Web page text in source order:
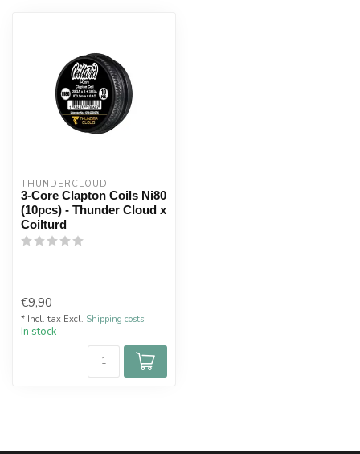
THUNDERCLOUD
3-Core Clapton Coils Ni80
(10pcs) - Thunder Cloud x
Coilturd
€9,90
* Incl. tax Excl. Shipping costs
In stock